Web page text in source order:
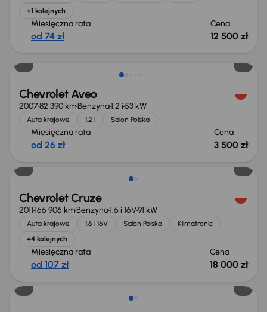
+1 kolejnych
Miesięczna rata
od 74 zł
Cena
12 500 zł
Chevrolet Aveo
200782 390 kmBenzyna1.2 i53 kW
Auta krajowe 1.2 i Salon Polska
Miesięczna rata
od 26 zł
Cena
3 500 zł
Chevrolet Cruze
2011166 906 kmBenzyna1.6 i 16V91 kW
Auta krajowe 1.6 i 16V Salon Polska
Klimatronic
+4 kolejnych
Miesięczna rata
od 107 zł
Cena
18 000 zł